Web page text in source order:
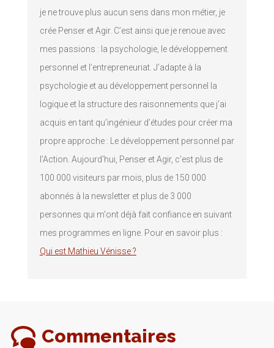
je ne trouve plus aucun sens dans mon métier, je
crée Penser et Agir. C’est ainsi que je renoue avec
mes passions : la psychologie, le développement
personnel et l’entrepreneuriat. J’adapte à la
psychologie et au développement personnel la
logique et la structure des raisonnements que j’ai
acquis en tant qu’ingénieur d’études pour créer ma
propre approche : Le développement personnel par
l’Action. Aujourd'hui, Penser et Agir, c'est plus de
100 000 visiteurs par mois, plus de 150 000
abonnés à la newsletter et plus de 3 000
personnes qui m'ont déjà fait confiance en suivant
mes programmes en ligne. Pour en savoir plus :
Qui est Mathieu Vénisse ?
Commentaires